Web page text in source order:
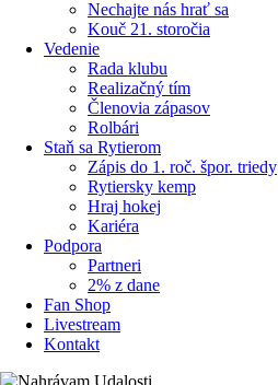
Nechajte nás hrať sa
Kouč 21. storočia
Vedenie
Rada klubu
Realizačný tím
Členovia zápasov
Rolbári
Staň sa Rytierom
Zápis do 1. roč. špor. triedy
Rytiersky kemp
Hraj hokej
Kariéra
Podpora
Partneri
2% z dane
Fan Shop
Livestream
Kontakt